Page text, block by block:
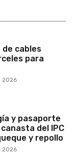
cables
para
2026
y pasaporte
del IPC
y repollo
2026